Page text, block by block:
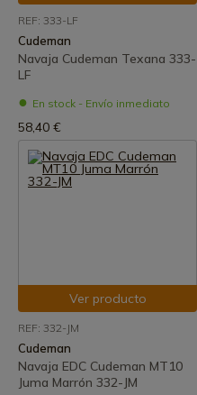
REF: 333-LF
Cudeman
Navaja Cudeman Texana 333-
LF
En stock - Envío inmediato
58,40 €
Ver producto
REF: 332-JM
Cudeman
Navaja EDC Cudeman MT10
Juma Marrón 332-JM